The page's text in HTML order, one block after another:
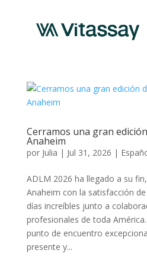
Cerramos una gran
Anaheim
por Julia | Jul 31, 2026 |
ADLM 2026 ha llegado a su
Anaheim con la satisfacción
días increíbles junto a
profesionales de toda
punto de encuentro
presente y...